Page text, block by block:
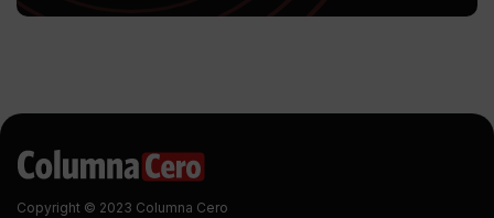
Copyright © 2023 Columna Cero